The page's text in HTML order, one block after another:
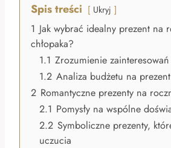
Spis treści Ukryj
1 Jak wybrać idealny prezent na
chłopaka?
1.1 Zrozumienie
1.2 Analiza budżetu na
2 Romantyczne prezenty na
2.1 Pomysły na wspólne
2.2 Symboliczne prezenty,
uczucia